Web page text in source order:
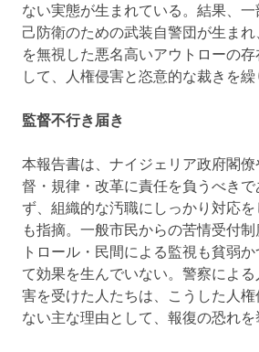
ない実態が生まれている。結果、
己防衛のための武装自警団が生ま
を無視した悪名高いアウトローの
して、人権侵害と恣意的な裁きを繰
監督不行き届き
本報告書は、ナイジェリア政府閣
督・規律・改革に責任を負うべき
ず、組織的な汚職にしっかり対応
も指摘。一般市民からの苦情受付
トロール・民間による監視も貧弱
て効果を生んでいない。警察によ
害を受けた人たちは、こうした人
ない主な理由として、報復の恐れを